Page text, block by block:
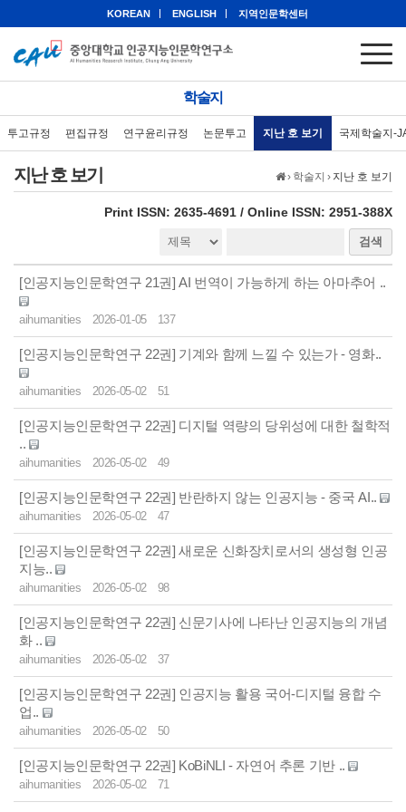
KOREAN ENGLISH 지역인문학센터
학술지
투고규정 편집규정 연구윤리규정 논문투고 지난 호 보기 국제학술지-
› 학술지 › 지난 호 보기
지난 호 보기
Print ISSN: 2635-4691 / Online ISSN: 2951-388X
검색
[인공지능인문학연구 21권] AI 번역이 가능하게 하는 아마추어 ..
aihumanities 2026-01-05 137
[인공지능인문학연구 22권] 기계와 함께 느낄 수 있는가 - 영화..
aihumanities 2026-05-02 51
[인공지능인문학연구 22권] 디지털 역량의 당위성에 대한 철학적
..
aihumanities 2026-05-02 49
[인공지능인문학연구 22권] 반란하지 않는 인공지능 - 중국 AI..
aihumanities 2026-05-02 47
[인공지능인문학연구 22권] 새로운 신화장치로서의 생성형 인공
지능..
aihumanities 2026-05-02 98
[인공지능인문학연구 22권] 신문기사에 나타난 인공지능의 개념
화 ..
aihumanities 2026-05-02 37
[인공지능인문학연구 22권] 인공지능 활용 국어-디지털 융합 수
업..
aihumanities 2026-05-02 50
[인공지능인문학연구 22권] KoBiNLI - 자연어 추론 기반 ..
aihumanities 2026-05-02 71